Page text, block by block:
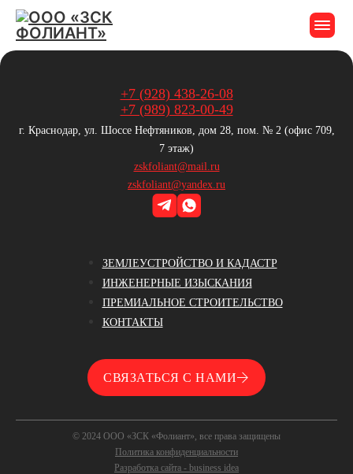
+7 (928) 438-26-08
+7 (989) 823-00-49
г. Краснодар, ул. Шоссе Нефтяников, дом 28, пом. № 2 (офис 709,
7 этаж)
zskfoliant@mail.ru
zskfoliant@yandex.ru
ЗЕМЛЕУСТРОЙСТВО И КАДАСТР
ИНЖЕНЕРНЫЕ ИЗЫСКАНИЯ
ПРЕМИАЛЬНОЕ СТРОИТЕЛЬСТВО
КОНТАКТЫ
СВЯЗАТЬСЯ С НАМИ
© 2024 ООО «ЗСК «Фолиант», все права защищены
Политика конфиденциальности
Разработка сайта - business idea